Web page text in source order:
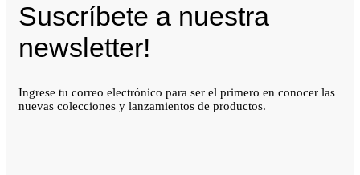
Suscríbete a nuestra
newsletter!
Ingrese tu correo electrónico para ser el primero en conocer las
nuevas colecciones y lanzamientos de productos.